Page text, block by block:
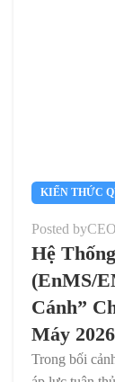
KIẾN THỨC
Posted by
Hệ
(EnMS/
Cánh”
Máy 2026
Trong bối